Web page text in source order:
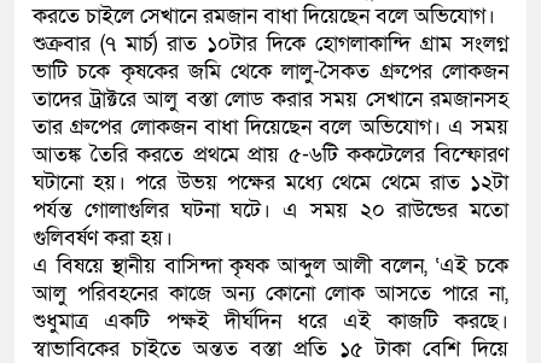
করতে চাইলে সেখানে রমজান বাধা দিয়েছেন বলে অভিযোগ।
শুক্রবার (৭ মার্চ) রাত ১০টার দিকে হোগলাকান্দি গ্রাম সংলগ্ন
ভাটি চকে কৃষকের জমি থেকে লালু-সৈকত গ্রুপের লোকজন
তাদের ট্রাক্টরে আলু বস্তা লোড করার সময় সেখানে রমজানসহ
তার গ্রুপের লোকজন বাধা দিয়েছেন বলে অভিযোগ। এ সময়
আতঙ্ক তৈরি করতে প্রথমে প্রায় ৫-৬টি ককটেলের বিস্ফোরণ
ঘটানো হয়। পরে উভয় পক্ষের মধ্যে থেমে থেমে রাত ১২টা
পর্যন্ত গোলাগুলির ঘটনা ঘটে। এ সময় ২০ রাউন্ডের মতো
গুলিবর্ষণ করা হয়।
এ বিষয়ে স্থানীয় বাসিন্দা কৃষক আব্দুল আলী বলেন, ‌‘এই চকে
আলু পরিবহনের কাজে অন্য কোনো লোক আসতে পারে না,
শুধুমাত্র একটি পক্ষই দীর্ঘদিন ধরে এই কাজটি করছে।
স্বাভাবিকের চাইতে অন্তত বস্তা প্রতি ১৫ টাকা বেশি দিয়ে